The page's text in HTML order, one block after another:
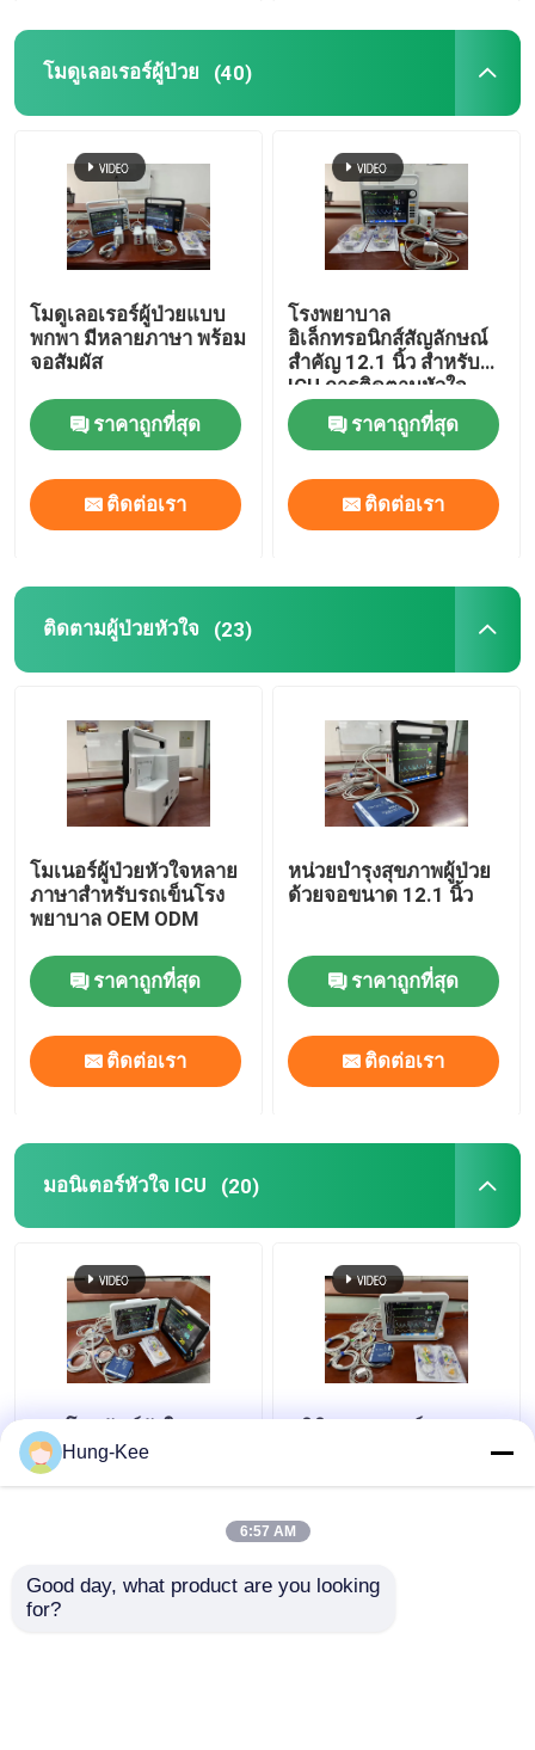
ผลิตภัณฑ์
แสดง VR
ทัวร์โรงงาน
ควบคุมคุณภาพ
ติดต่อเรา
ข่าว
ทุกกรณี
มอนิเตอร์ผู้ป่วยพกพา
การตรวจสอบผู้ป่วยแบบหลายพารามิเตอร์
โมดูเลอเรอร์ผู้ป่วย
ติดตามผู้ป่วยหัวใจ
มอนิเตอร์หัวใจ ICU
จอภาพหลายพารามิเตอร์สัตวแพทย์
เซ็นเซอร์ Etco2 แบบหลัก
โมดูลคาร์บอนไดออกไซด์สตรีม
โมดูลแก๊สดมยาสลบ
ติดตามผู้ป่วยยาเสพติด
โมดูเลอเรอร์ผู้ป่วย (40)
โมดูเลอเรอร์ผู้ป่วยแบบ
พกพา มีหลายภาษา พร้อม
จอสัมผัส
ราคาถูกที่สุด
ติดต่อเรา
โรงพยาบาล
อิเล็กทรอนิกส์สัญลักษณ์
สําคัญ 12.1 นิ้ว สําหรับ
ICU การติดตามหัวใจ
ราคาถูกที่สุด
ติดต่อเรา
ติดตามผู้ป่วยหัวใจ (23)
โมเนอร์ผู้ป่วยหัวใจหลาย
ภาษาสําหรับรถเข็นโรง
พยาบาล OEM ODM
ราคาถูกที่สุด
ติดต่อเรา
หน่วยบํารุงสุขภาพผู้ป่วย
ด้วยจอขนาด 12.1 นิ้ว
ราคาถูกที่สุด
ติดต่อเรา
มอนิเตอร์หัวใจ ICU (20)
15" โทรทัศน์หัวใจ ICU
หลายภาษาสําหรับการ
วินิจฉัยเด็กเกิดใหม่
คลินิกการแพทย์ ICU
Hung-Kee
6:57 AM
Good day, what product are you looking
for?